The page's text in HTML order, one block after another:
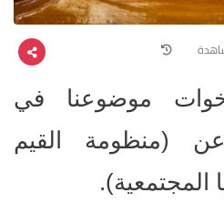
موضوعنا في
عن (منظومة القيم
المجتمعية).